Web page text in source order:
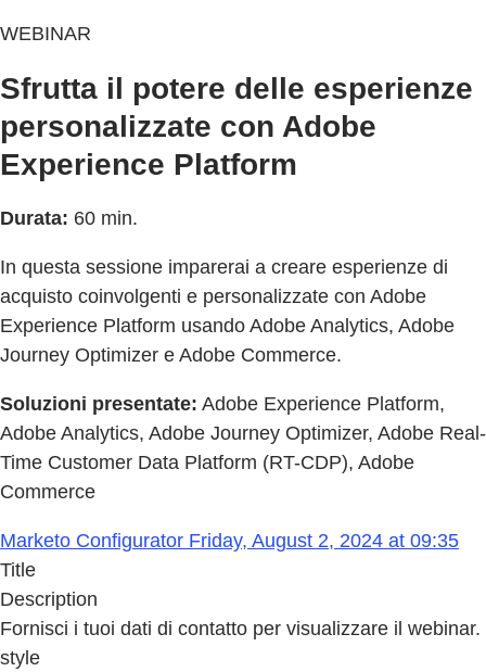
WEBINAR
Sfrutta il potere delle esperienze
personalizzate con Adobe
Experience Platform
Durata: 60 min.
In questa sessione imparerai a creare esperienze di
acquisto coinvolgenti e personalizzate con Adobe
Experience Platform usando Adobe Analytics, Adobe
Journey Optimizer e Adobe Commerce.
Soluzioni presentate: Adobe Experience Platform,
Adobe Analytics, Adobe Journey Optimizer, Adobe Real-
Time Customer Data Platform (RT-CDP), Adobe
Commerce
Marketo Configurator Friday, August 2, 2024 at 09:35
Title
Description
Fornisci i tuoi dati di contatto per visualizzare il webinar.
style